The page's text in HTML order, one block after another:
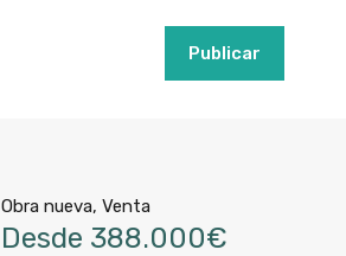
Publicar
Publicar
Obra nueva, Venta
Desde 388.000€